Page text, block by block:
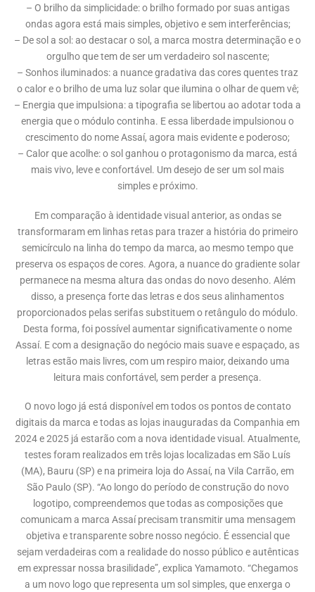
– O brilho da simplicidade: o brilho formado por suas antigas
ondas agora está mais simples, objetivo e sem interferências;
– De sol a sol: ao destacar o sol, a marca mostra determinação e o
orgulho que tem de ser um verdadeiro sol nascente;
– Sonhos iluminados: a nuance gradativa das cores quentes traz
o calor e o brilho de uma luz solar que ilumina o olhar de quem vê;
– Energia que impulsiona: a tipografia se libertou ao adotar toda a
energia que o módulo continha. E essa liberdade impulsionou o
crescimento do nome Assaí, agora mais evidente e poderoso;
– Calor que acolhe: o sol ganhou o protagonismo da marca, está
mais vivo, leve e confortável. Um desejo de ser um sol mais
simples e próximo.
Em comparação à identidade visual anterior, as ondas se
transformaram em linhas retas para trazer a história do primeiro
semicírculo na linha do tempo da marca, ao mesmo tempo que
preserva os espaços de cores. Agora, a nuance do gradiente solar
permanece na mesma altura das ondas do novo desenho. Além
disso, a presença forte das letras e dos seus alinhamentos
proporcionados pelas serifas substituem o retângulo do módulo.
Desta forma, foi possível aumentar significativamente o nome
Assaí. E com a designação do negócio mais suave e espaçado, as
letras estão mais livres, com um respiro maior, deixando uma
leitura mais confortável, sem perder a presença.
O novo logo já está disponível em todos os pontos de contato
digitais da marca e todas as lojas inauguradas da Companhia em
2024 e 2025 já estarão com a nova identidade visual. Atualmente,
testes foram realizados em três lojas localizadas em São Luís
(MA), Bauru (SP) e na primeira loja do Assaí, na Vila Carrão, em
São Paulo (SP). “Ao longo do período de construção do novo
logotipo, compreendemos que todas as composições que
comunicam a marca Assaí precisam transmitir uma mensagem
objetiva e transparente sobre nosso negócio. É essencial que
sejam verdadeiras com a realidade do nosso público e autênticas
em expressar nossa brasilidade”, explica Yamamoto. “Chegamos
a um novo logo que representa um sol simples, que enxerga o